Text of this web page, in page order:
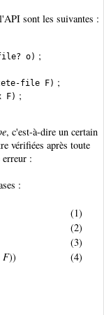
sont les suivantes :
o) ;
file F) ;
F) ;
, c'est-à-dire un certain
vérifiées après toute
:
:
(1)
(2)
(3)
F)) (4)